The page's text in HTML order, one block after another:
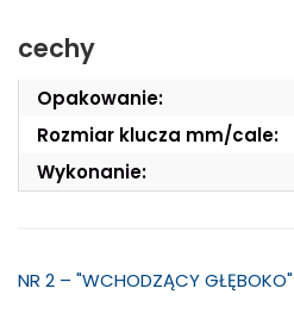
cechy
Opakowanie:
Rozmiar klucza mm/cale:
Wykonanie:
NR 2 – "WCHODZĄCY GŁĘBOKO"